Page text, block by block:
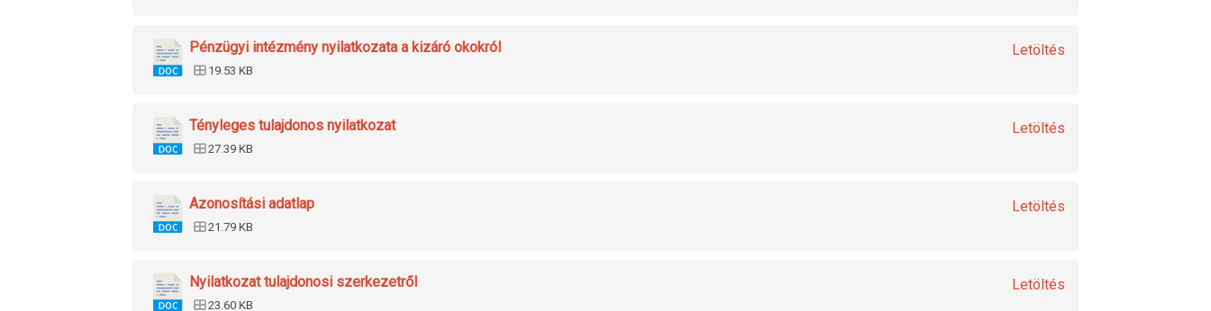
Letöltés
Pénzügyi intézmény nyilatkozata a kizáró okokról
19.53 KB
Letöltés
Tényleges tulajdonos nyilatkozat
27.39 KB
Letöltés
Azonosítási adatlap
21.79 KB
Letöltés
Nyilatkozat tulajdonosi szerkezetről
23.60 KB